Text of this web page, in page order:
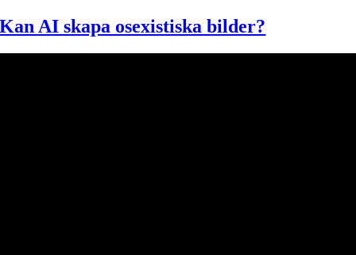
Kan AI skapa osexistiska bilder?